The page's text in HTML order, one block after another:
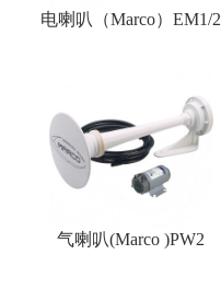
电喇叭（Marco）EM1/2
气喇叭(Marco )PW2